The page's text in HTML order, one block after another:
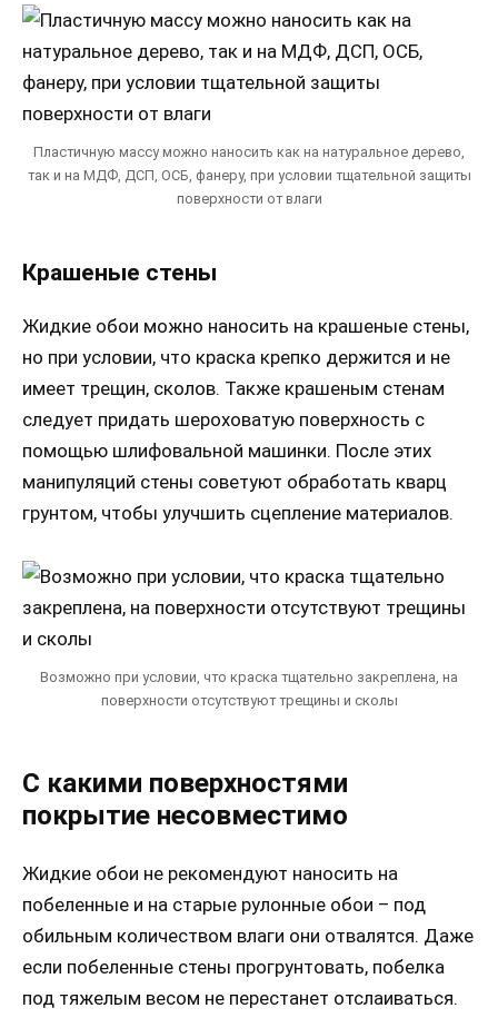
Пластичную массу можно наносить как на натуральное дерево,
так и на МДФ, ДСП, ОСБ, фанеру, при условии тщательной защиты
поверхности от влаги
Крашеные стены
Жидкие обои можно наносить на крашеные стены,
но при условии, что краска крепко держится и не
имеет трещин, сколов. Также крашеным стенам
следует придать шероховатую поверхность с
помощью шлифовальной машинки. После этих
манипуляций стены советуют обработать кварц
грунтом, чтобы улучшить сцепление материалов.
Возможно при условии, что краска тщательно закреплена, на
поверхности отсутствуют трещины и сколы
С какими поверхностями
покрытие несовместимо
Жидкие обои не рекомендуют наносить на
побеленные и на старые рулонные обои – под
обильным количеством влаги они отвалятся. Даже
если побеленные стены прогрунтовать, побелка
под тяжелым весом не перестанет отслаиваться.